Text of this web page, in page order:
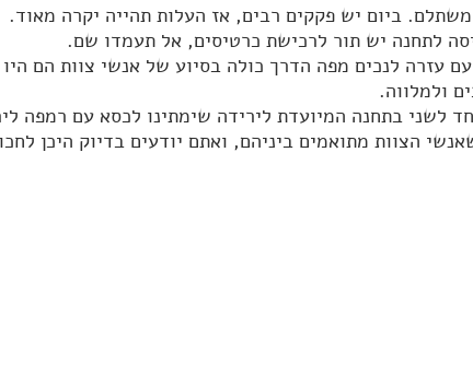
ביום יש פקקים רבים, אז העלות תהייה יקרה מאוד.
לתחנה יש תור לרכישת כרטיסים, אל תעמדו שם.
עזרה לנכים מפה הדרך כולה בסיוע של אנשי צוות הם
ולמלווה.
לשני בתחנה המיועדת לירידה שימתינו לכסא עם רמפה
הצוות מתואמים ביניהם, ואתם יודעים בדיוק היכן